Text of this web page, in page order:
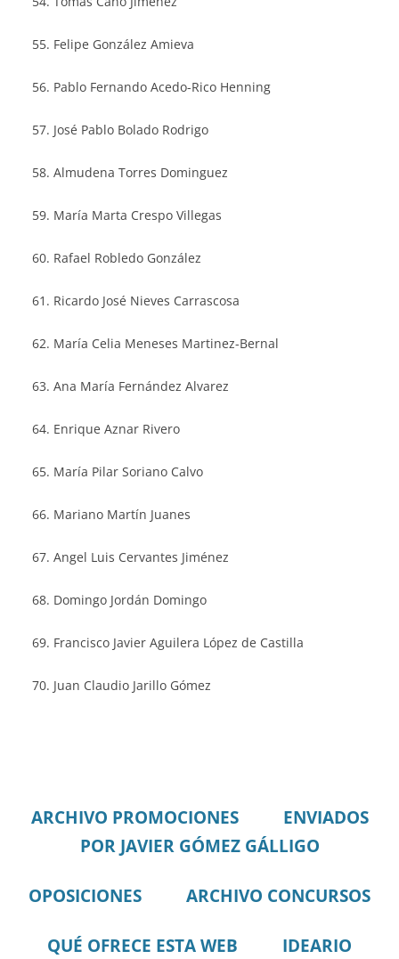
Felipe González Amieva
Pablo Fernando Acedo-Rico Henning
José Pablo Bolado Rodrigo
Almudena Torres Dominguez
María Marta Crespo Villegas
Rafael Robledo González
Ricardo José Nieves Carrascosa
María Celia Meneses Martinez-Bernal
Ana María Fernández Alvarez
Enrique Aznar Rivero
María Pilar Soriano Calvo
Mariano Martín Juanes
Angel Luis Cervantes Jiménez
Domingo Jordán Domingo
Francisco Javier Aguilera López de Castilla
Juan Claudio Jarillo Gómez
ARCHIVO PROMOCIONES
ENVIADOS
POR JAVIER GÓMEZ GÁLLIGO
OPOSICIONES ARCHIVO CONCURSOS
QUÉ OFRECE ESTA WEB IDEARIO